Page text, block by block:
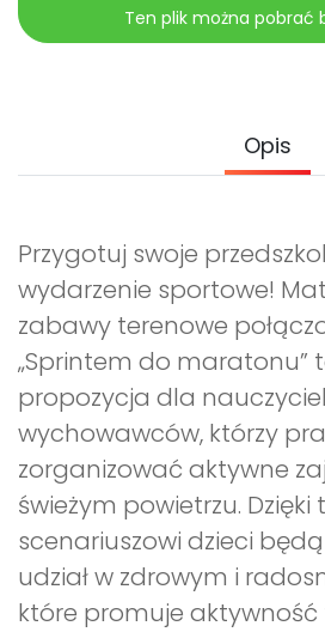
Pomoc
Promocje
Ten plik można pobrać
Opis
Przygotuj swoje
wydarzenie sportowe!
zabawy terenowe
„Sprintem do maratonu”
propozycja dla
wychowawców, którzy
zorganizować aktywne
świeżym powietrzu. Dzięki
scenariuszowi dzieci
udział w zdrowym i
które promuje aktywność